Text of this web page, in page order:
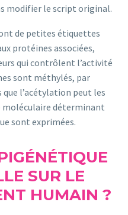
modifier le script original.
de petites étiquettes
protéines associées,
qui contrôlent l’activité
sont méthylés, par
l’acétylation peut les
moléculaire déterminant
sont exprimées.
SUR LE
HUMAIN ?